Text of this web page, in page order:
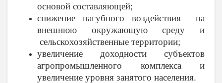
основой составляющей;
снижение пагубного воздействия на
внешнюю окружающую среду и
сельскохозяйственные территории;
увеличение доходности субъектов
агропромышленного комплекса и
увеличение уровня занятого населения.